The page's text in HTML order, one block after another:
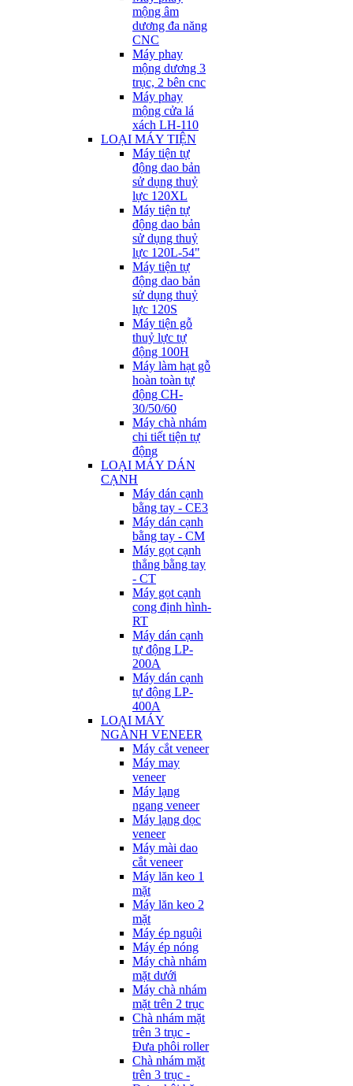
mộng âm
dương đa năng
CNC
Máy phay
mộng dương 3
trục, 2 bên cnc
Máy phay
mộng cửa lá
xách LH-110
LOẠI MÁY TIỆN
Máy tiện tự
động dao bản
sử dụng thuỷ
lực 120XL
Máy tiện tự
động dao bản
sử dụng thuỷ
lực 120L-54"
Máy tiện tự
động dao bản
sử dụng thuỷ
lực 120S
Máy tiện gỗ
thuỷ lực tự
động 100H
Máy làm hạt gỗ
hoàn toàn tự
động CH-
30/50/60
Máy chà nhám
chi tiết tiện tự
động
LOẠI MÁY DÁN
CẠNH
Máy dán cạnh
bằng tay - CE3
Máy dán cạnh
bằng tay - CM
Máy gọt cạnh
thẳng bằng tay
- CT
Máy gọt cạnh
cong định hình-
RT
Máy dán cạnh
tự động LP-
200A
Máy dán cạnh
tự động LP-
400A
LOẠI MÁY
NGÀNH VENEER
Máy cắt veneer
Máy may
veneer
Máy lạng
ngang veneer
Máy lạng dọc
veneer
Máy mài dao
cắt veneer
Máy lăn keo 1
mặt
Máy lăn keo 2
mặt
Máy ép nguội
Máy ép nóng
Máy chà nhám
mặt dưới
Máy chà nhám
mặt trên 2 trục
Chà nhám mặt
trên 3 trục -
Đưa phôi roller
Chà nhám mặt
trên 3 trục -